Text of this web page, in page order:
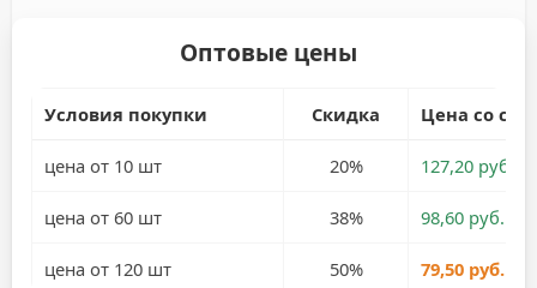
Оптовые цены
Условия покупки Скидка Цена со
цена от 10 шт 20% 127,20 руб.
цена от 60 шт 38% 98,60 руб.
цена от 120 шт 50% 79,50 руб.